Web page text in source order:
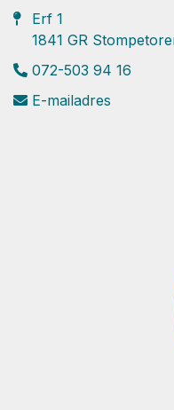
Erf 1
1841 GR
072-503 94 16
E-mailadres